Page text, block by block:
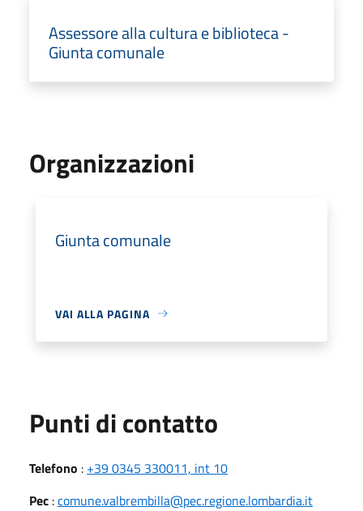
Assessore alla cultura e biblioteca -
Giunta comunale
Organizzazioni
Giunta comunale
VAI ALLA PAGINA
Punti di contatto
Telefono : +39 0345 330011, int 10
Pec :comune.valbrembilla@pec.regione.lombardia.it